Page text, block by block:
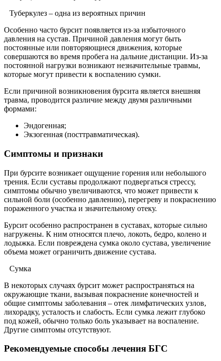
Туберкулез – одна из вероятных причин
Особенно часто бурсит появляется из-за избыточного
давления на сустав. Причиной давления могут быть
постоянные или повторяющиеся движения, которые
совершаются во время пробега на дальние дистанции. Из-за
постоянной нагрузки возникают незначительные травмы,
которые могут привести к воспалению сумки.
Если причиной возникновения бурсита является внешняя
травма, проводится различие между двумя различными
формами:
Эндогенная;
Экзогенная (посттравматическая).
Симптомы и признаки
При бурсите возникает ощущение горения или небольшого
трения. Если суставы продолжают подвергаться стрессу,
симптомы обычно увеличиваются, что может привести к
сильной боли (особенно давлению), перегреву и покраснению
пораженного участка и значительному отеку.
Бурсит особенно распространен в суставах, которые сильно
нагружены. К ним относятся плечо, локоть, бедро, колено и
лодыжка. Если повреждена сумка около сустава, увеличение
объема может ограничить движение сустава.
Сумка
В некоторых случаях бурсит может распространяться на
окружающие ткани, вызывая покраснение конечностей и
общие симптомы заболевания – отек лимфатических узлов,
лихорадку, усталость и слабость. Если сумка лежит глубоко
под кожей, обычно только боль указывает на воспаление.
Другие симптомы отсутствуют.
Рекомендуемые способы лечения БГС